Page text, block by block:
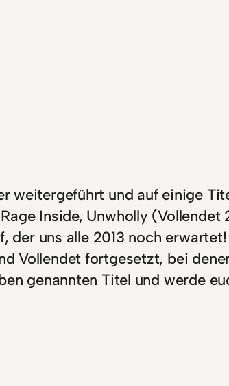
weitergeführt und auf einige
Inside, Unwholly
der uns alle 2013 noch
Vollendet fortgesetzt, bei
genannten Titel und werde